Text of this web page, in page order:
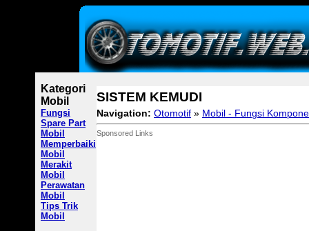
Kategori
Mobil
Fungsi
Spare Part
Mobil
Memperbaiki
Mobil
Merakit
Mobil
Perawatan
Mobil
Tips Trik
Mobil
SISTEM KEMUDI
Navigation: Otomotif » Mobil - Fungsi
Sponsored Links